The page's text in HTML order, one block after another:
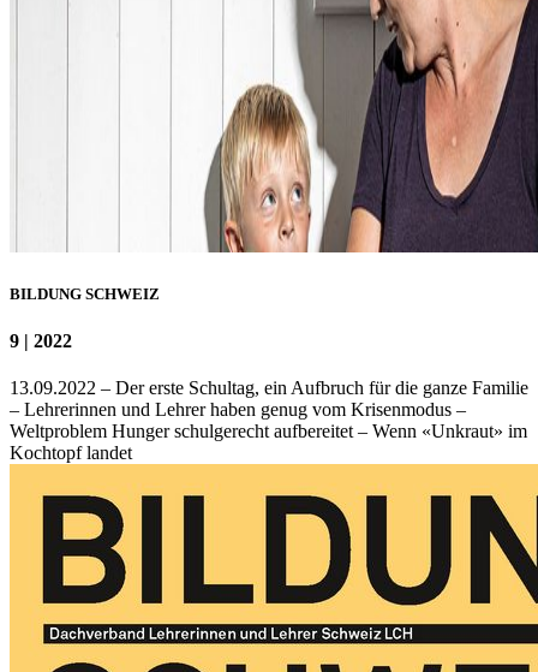
BILDUNG SCHWEIZ
9 | 2022
13.09.2022 – Der erste Schultag, ein Aufbruch für die ganze Familie
– Lehrerinnen und Lehrer haben genug vom Krisenmodus –
Weltproblem Hunger schulgerecht aufbereitet – Wenn «Unkraut» im
Kochtopf landet